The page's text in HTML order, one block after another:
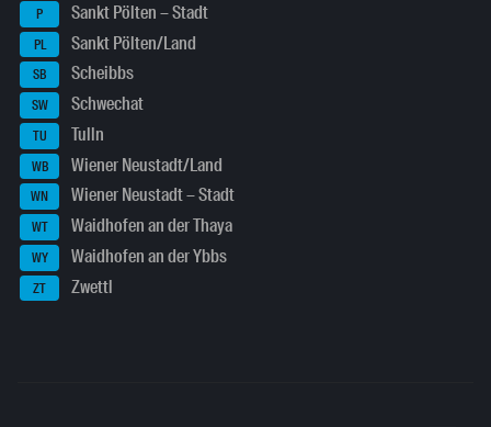
P Sankt Pölten – Stadt
PL Sankt Pölten/Land
SB Scheibbs
SW Schwechat
TU Tulln
WB Wiener Neustadt/Land
WN Wiener Neustadt – Stadt
WT Waidhofen an der Thaya
WY Waidhofen an der Ybbs
ZT Zwettl